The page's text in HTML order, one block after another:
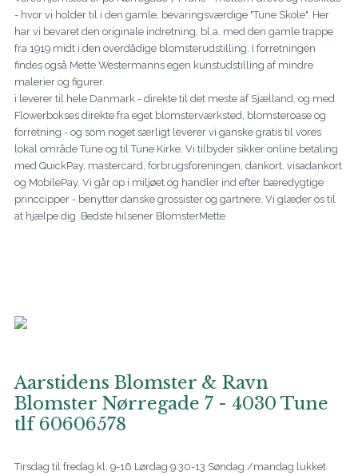
- hvor vi holder til i den gamle, bevaringsværdige "Tune Skole". Her
har vi bevaret den originale indretning, bl.a. med den gamle trappe
fra 1919 midt i den overdådige blomsterudstilling. I forretningen
findes også Mette Westermanns egen kunstudstilling af mindre
malerier og figurer.
i leverer til hele Danmark - direkte til det meste af Sjælland, og med
Flowerbokses direkte fra eget blomsterværksted, blomsteroase og
forretning - og som noget særligt leverer vi ganske gratis til vores
lokal område Tune og til Tune Kirke. Vi tilbyder sikker online betaling
med QuickPay, mastercard, forbrugsforeningen, dankort, visadankort
og MobilePay. Vi går op i miljøet og handler ind efter bæredygtige
princcipper - benytter danske grossister og gartnere. Vi glæder os til
at hjælpe dig. Bedste hilsener BlomsterMette
Aarstidens Blomster & Ravn
Blomster Nørregade 7 - 4030 Tune
tlf 60606578
Tirsdag til fredag kl. 9-16 Lørdag 9.30-13 Søndag /mandag lukket